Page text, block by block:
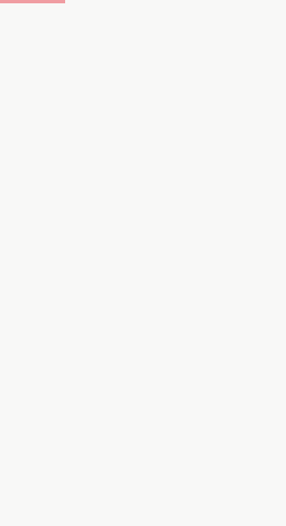
более простой и не менее
популярностью "Космо",